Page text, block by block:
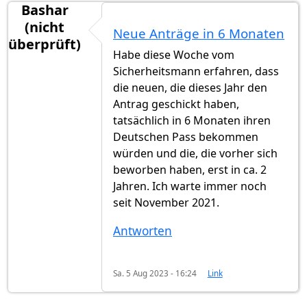
Bashar
(nicht
überprüft)
Neue Anträge in 6 Monaten
Habe diese Woche vom
Sicherheitsmann erfahren, dass
die neuen, die dieses Jahr den
Antrag geschickt haben,
tatsächlich in 6 Monaten ihren
Deutschen Pass bekommen
würden und die, die vorher sich
beworben haben, erst in ca. 2
Jahren. Ich warte immer noch
seit November 2021.
Antworten
Sa. 5 Aug 2023 - 16:24 Link